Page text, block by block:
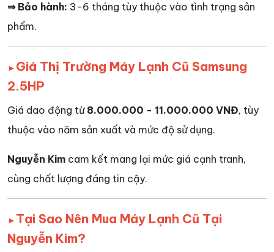
⇒ Bảo hành: 3-6 tháng tùy thuộc vào tình trạng sản
phẩm.
► Giá Thị Trường Máy Lạnh Cũ Samsung
2.5HP
Giá dao động từ 8.000.000 - 11.000.000 VNĐ, tùy
thuộc vào năm sản xuất và mức độ sử dụng.
Nguyễn Kim cam kết mang lại mức giá cạnh tranh,
cùng chất lượng đáng tin cậy.
► Tại Sao Nên Mua Máy Lạnh Cũ Tại
Nguyễn Kim?